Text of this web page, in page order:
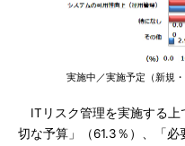
実施中／実施予定（新規
ITリスク管理を実施する上
切な予算」（61.3％）、「必